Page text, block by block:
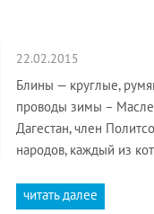
22.02.2015
Блины — круглые,
проводы зимы –
Дагестан, член
народов, каждый из
читать далее